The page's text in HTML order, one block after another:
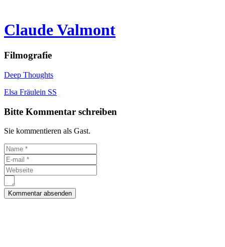
Claude Valmont
Filmografie
Deep Thoughts
Elsa Fräulein SS
Bitte Kommentar schreiben
Sie kommentieren als Gast.